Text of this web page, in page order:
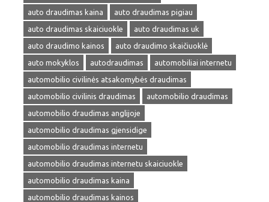
auto draudimas kaina
auto draudimas pigiau
auto draudimas skaiciuokle
auto draudimas uk
auto draudimo kainos
auto draudimo skaičiuoklė
auto mokyklos
autodraudimas
automobiliai internetu
automobilio civilinės atsakomybės draudimas
automobilio civilinis draudimas
automobilio draudimas
automobilio draudimas anglijoje
automobilio draudimas gjensidige
automobilio draudimas internetu
automobilio draudimas internetu skaiciuokle
automobilio draudimas kaina
automobilio draudimas kainos